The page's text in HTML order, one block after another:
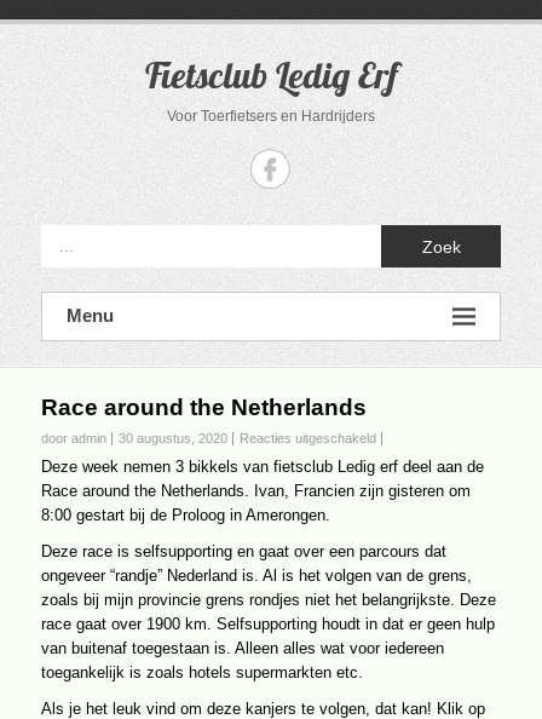
Fietsclub Ledig Erf
Voor Toerfietsers en Hardrijders
Zoek
Menu
Race around the Netherlands
door admin 30 augustus, 2020 Reacties uitgeschakeldvoor
Race
the
Deze week nemen 3 bikkels van fietsclub Ledig erf deel aan de
Race around the Netherlands. Ivan, Francien zijn gisteren om
8:00 gestart bij de Proloog in Amerongen.
Deze race is selfsupporting en gaat over een parcours dat
ongeveer “randje” Nederland is. Al is het volgen van de grens,
zoals bij mijn provincie grens rondjes niet het belangrijkste. Deze
race gaat over 1900 km. Selfsupporting houdt in dat er geen hulp
van buitenaf toegestaan is. Alleen alles wat voor iedereen
toegankelijk is zoals hotels supermarkten etc.
Als je het leuk vind om deze kanjers te volgen, dat kan! Klik op